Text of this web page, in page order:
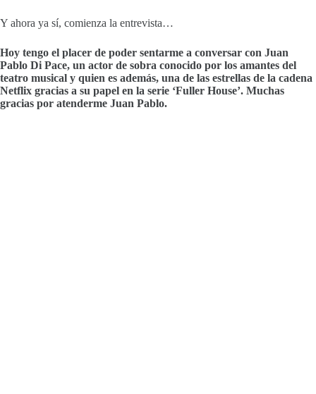
Y ahora ya sí, comienza la entrevista…
Hoy tengo el placer de poder sentarme a conversar con Juan
Pablo Di Pace, un actor de sobra conocido por los amantes del
teatro musical y quien es además, una de las estrellas de la cadena
Netflix gracias a su papel en la serie ‘Fuller House’. Muchas
gracias por atenderme Juan Pablo.